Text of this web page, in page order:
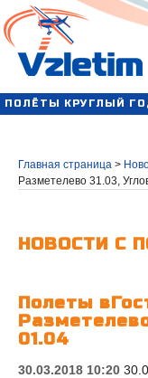
ПОЛЁТЫ КРУГЛЫЙ
Главная страница >
Разметелево 31.03,
НОВОСТИ С
Полеты
01.04
30.03.2018 10:20